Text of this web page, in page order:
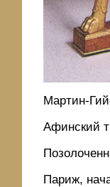
Мартин-
Афинский
Париж,